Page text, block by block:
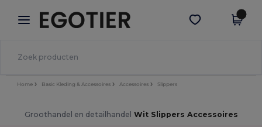
× Egotier-app
Betere prijzen in de app!
Download app
Home Basic Kleding & Accessoires Accessoires Slippers
Groothandel en detailhandel Wit Slippers Accessoires